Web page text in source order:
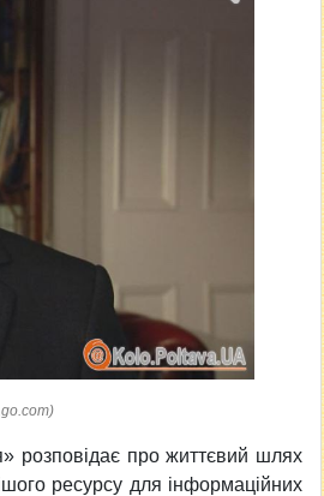
розповідає про життєвий шлях
ресурсу для інформаційних